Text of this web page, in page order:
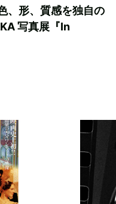
、形、質感を独自の
写真展『In